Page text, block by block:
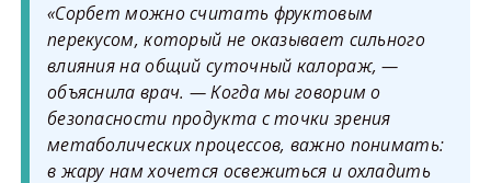
«Сорбет можно считать фруктовым
перекусом, который не оказывает сильного
влияния на общий суточный калораж, —
объяснила врач. — Когда мы говорим о
безопасности продукта с точки зрения
метаболических процессов, важно понимать:
в жару нам хочется освежиться и охладить